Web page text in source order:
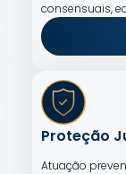
consensuais,
Proteção
Atuação